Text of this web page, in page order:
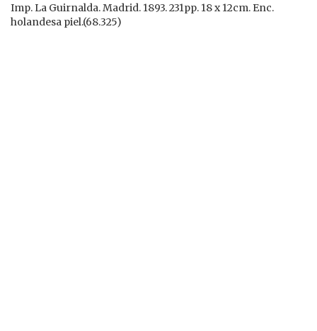
Imp. La Guirnalda. Madrid. 1893. 231pp. 18 x 12cm. Enc.
holandesa piel.(68.325)